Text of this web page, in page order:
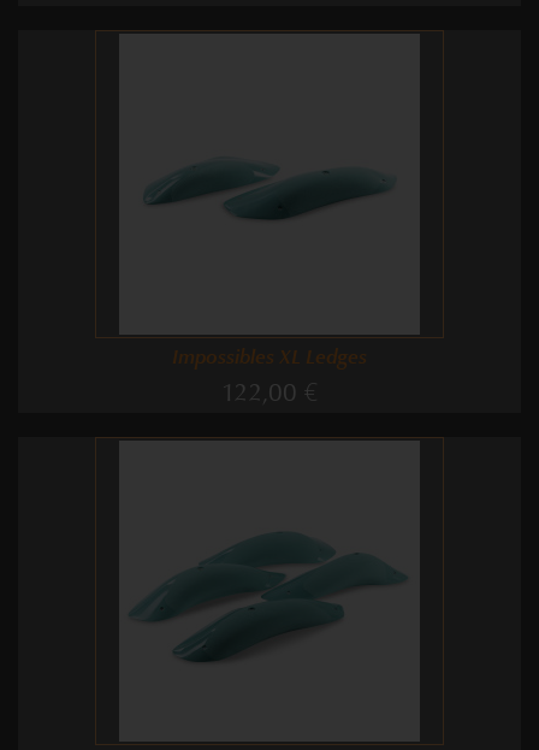
Impossibles XL Ledges
122,00 €